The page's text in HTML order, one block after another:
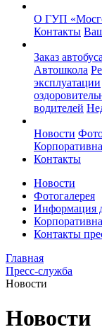
О ГУП
Контакты
Заказ автобуса
Автошкола
эксплуатации
водителей
Новости
Контакты
Новости
Фотогалерея
Информация
Контакты
Главная
Пресс-служба
Новости
Новости